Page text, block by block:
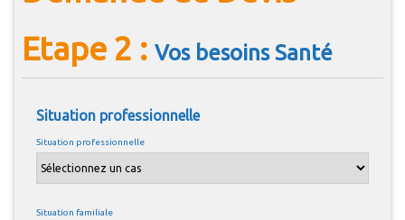
Etape 2 : Vos besoins Santé
Situation professionnelle
Situation professionnelle
Situation familiale